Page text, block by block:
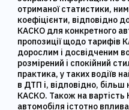
отриманої статистики,
коефіцієнти, відповідно
КАСКО для конкретного
пропозиції щодо тарифів
дорослим і досвідченим
розмірений і спокійний
практика, у таких водіїв
в ДТП і, відповідно, більш
КАСКО. Також на
автомобіля істотно